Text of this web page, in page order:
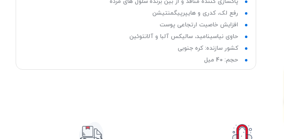
پاکسازی کننده منافذ و از بین برنده سلول های مرده
رفع لک، کدری و هایپرپیگمنتیشن
افزایش خاصیت ارتجاعی پوست
حاوی نیاسینامید، سالیکس آلبا و آلانتوئین
کشور سازنده: کره جنوبی
حجم: 40 میل